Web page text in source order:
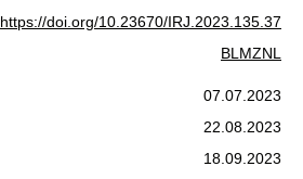
https://doi.org/10.23670/IRJ.2023.135.37
BLMZNL
07.07.2023
22.08.2023
18.09.2023